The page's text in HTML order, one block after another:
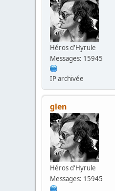
Héros d'Hyrule
Messages: 15945
IP archivée
glen
Héros d'Hyrule
Messages: 15945